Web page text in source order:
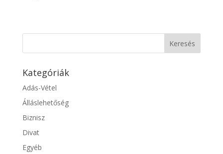
Kategóriák
Adás-Vétel
Álláslehetőség
Biznisz
Divat
Egyéb